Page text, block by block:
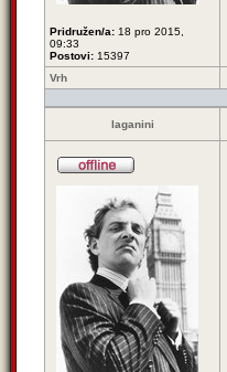
Pridružen/a: 18 pro 2015,
09:33
Postovi: 15397
Vrh
laganini